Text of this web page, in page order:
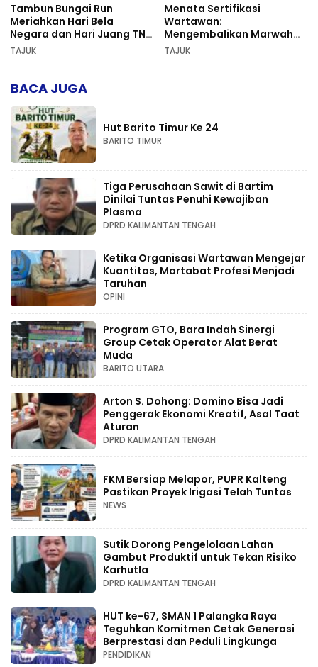
Tambun Bungai Run
Meriahkan Hari Bela
Negara dan Hari Juang TNI
AD di Palangka Raya
TAJUK
Menata Sertifikasi
Wartawan:
Mengembalikan Marwah
Pers dan Keadilan
TAJUK
BACA JUGA
Hut Barito Timur Ke 24
BARITO TIMUR
Tiga Perusahaan Sawit di Bartim
Dinilai Tuntas Penuhi Kewajiban
Plasma
DPRD KALIMANTAN TENGAH
Ketika Organisasi Wartawan Mengejar
Kuantitas, Martabat Profesi Menjadi
Taruhan
OPINI
Program GTO, Bara Indah Sinergi
Group Cetak Operator Alat Berat
Muda
BARITO UTARA
Arton S. Dohong: Domino Bisa Jadi
Penggerak Ekonomi Kreatif, Asal Taat
Aturan
DPRD KALIMANTAN TENGAH
FKM Bersiap Melapor, PUPR Kalteng
Pastikan Proyek Irigasi Telah Tuntas
NEWS
Sutik Dorong Pengelolaan Lahan
Gambut Produktif untuk Tekan Risiko
Karhutla
DPRD KALIMANTAN TENGAH
HUT ke-67, SMAN 1 Palangka Raya
Teguhkan Komitmen Cetak Generasi
Berprestasi dan Peduli Lingkunga
PENDIDIKAN